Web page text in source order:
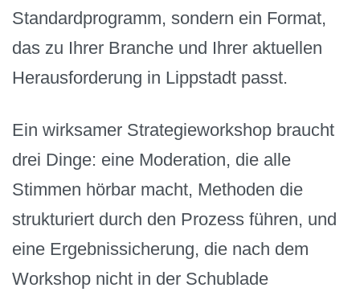
Standardprogramm, sondern ein Format,
das zu Ihrer Branche und Ihrer aktuellen
Herausforderung in Lippstadt passt.
Ein wirksamer Strategieworkshop braucht
drei Dinge: eine Moderation, die alle
Stimmen hörbar macht, Methoden die
strukturiert durch den Prozess führen, und
eine Ergebnissicherung, die nach dem
Workshop nicht in der Schublade